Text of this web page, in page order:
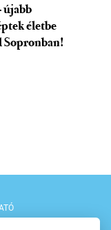
újabb
életbe
Sopronban!